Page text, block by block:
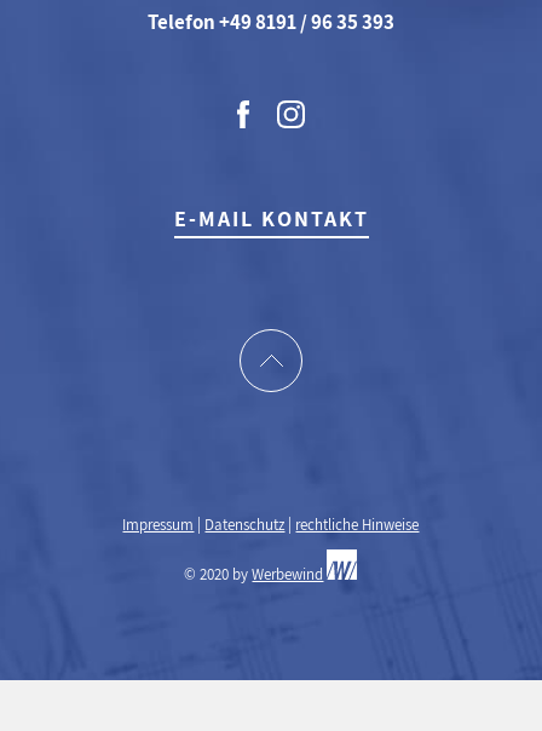
Telefon +49 8191 / 96 35 393
E-MAIL KONTAKT
Impressum Datenschutz rechtliche Hinweise
© 2020 byWerbewind